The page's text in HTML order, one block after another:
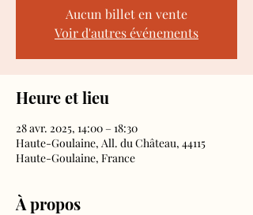
Aucun billet en vente
Voir d'autres événements
Heure et lieu
28 avr. 2025, 14:00 – 18:30
Haute-Goulaine, All. du Château, 44115
Haute-Goulaine, France
À propos